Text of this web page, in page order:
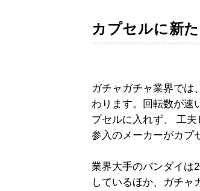
カプセルに新
ガチャガチャ業界では
わります。回転数が速
プセルに入れず、 工
参入のメーカーがカプ
業界大手のバンダイは
しているほか、ガチャ